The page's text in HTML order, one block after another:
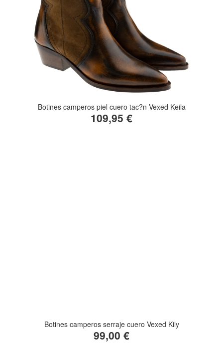
Botines camperos piel cuero tac?n Vexed Keila
109,95 €
Botines camperos serraje cuero Vexed Kily
99,00 €